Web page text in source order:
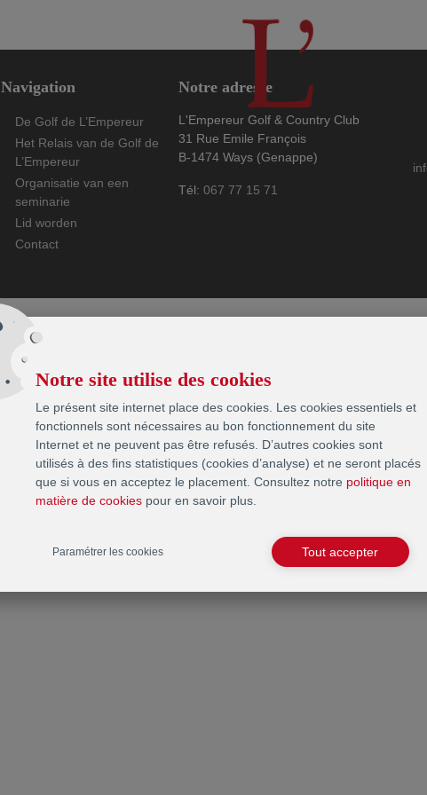
L’EMPEREUR
Navigation
De Golf de L’Empereur
Het Relais van de Golf de
L’Empereur
Organisatie van een
seminarie
Lid worden
Contact
Notre adresse
L'Empereur Golf & Country Club
31 Rue Emile François
B-1474 Ways (Genappe)
Tél: 067 77 15 71
Notre site utilise des cookies
Le présent site internet place des cookies. Les cookies essentiels et
fonctionnels sont nécessaires au bon fonctionnement du site
Internet et ne peuvent pas être refusés. D’autres cookies sont
utilisés à des fins statistiques (cookies d’analyse) et ne seront placés
que si vous en acceptez le placement. Consultez notre politique en
matière de cookies pour en savoir plus.
Paramétrer les cookies Tout accepter